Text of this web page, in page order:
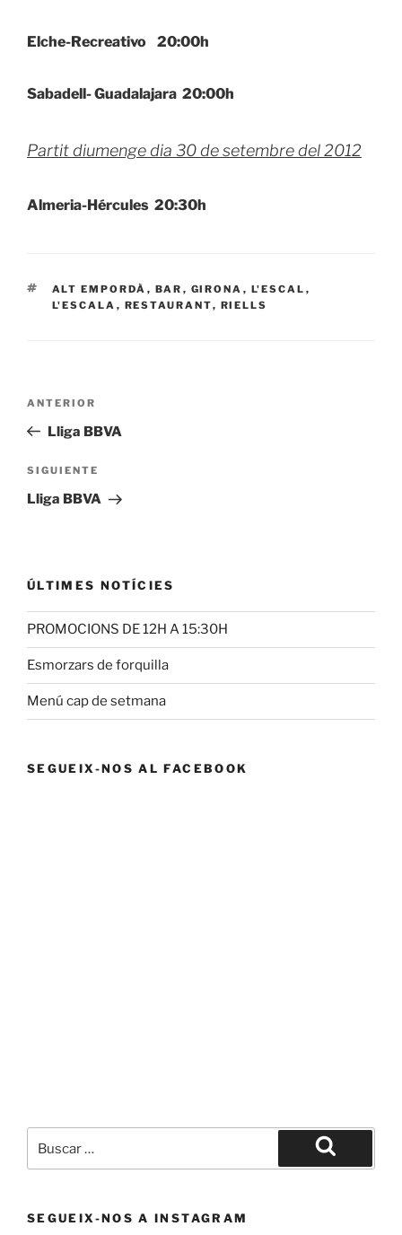
Elche-Recreativo 20:00h
Sabadell- Guadalajara 20:00h
Partit diumenge dia 30 de setembre del 2012
Almeria-Hércules 20:30h
ETIQUETAS
ALT EMPORDÀ , BAR , GIRONA , L'ESCAL ,
L'ESCALA , RESTAURANT, RIELLS
entradas
Entrada
anterior:
ANTERIOR
Lliga BBVA
Siguiente
entrada
SIGUIENTE
Lliga BBVA
ÚLTIMES NOTÍCIES
PROMOCIONS DE 12H A 15:30H
Esmorzars de forquilla
Menú cap de setmana
SEGUEIX-NOS AL FACEBOOK
por:
Buscar
SEGUEIX-NOS A INSTAGRAM